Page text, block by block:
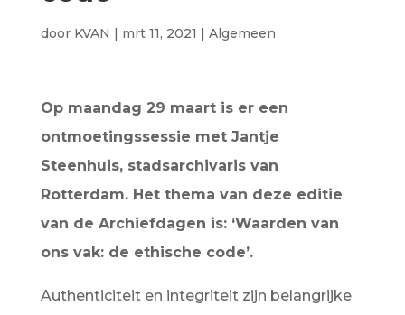
door KVAN | mrt 11, 2021 | Algemeen
Op maandag 29 maart is er een
ontmoetingssessie met Jantje
Steenhuis, stadsarchivaris van
Rotterdam. Het thema van deze editie
van de Archiefdagen is: ‘Waarden van
ons vak: de ethische code’.
Authenticiteit en integriteit zijn belangrijke